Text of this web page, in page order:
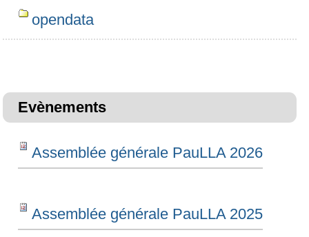
opendata
Evènements
Assemblée générale PauLLA 2026
Assemblée générale PauLLA 2025